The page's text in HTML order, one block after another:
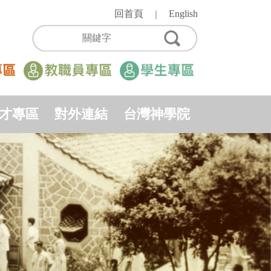
回首頁 ｜English
專區 對外連結 台灣神學院